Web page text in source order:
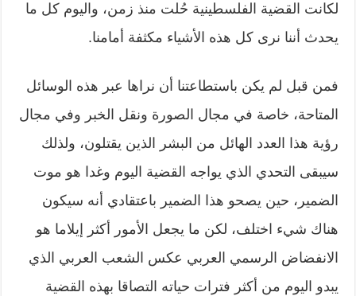
لكانت القضية الفلسطينية حُلت منذ زمن، واليوم كل ما
يحدث أننا نرى كل هذه الأشياء مكثفة أمامنا.
فمن قبل لم يكن باستطاعتنا أن نراها عبر هذه الوسائل
المتاحة، خاصة في مجال الصورة ونقل الخبر وفي مجال
رؤية هذا العدد الهائل من البشر الذين يقتلون، ولذلك
سيبقى التحدي الذي يواجه القضية اليوم وغدا هو موت
الضمير، حين يصحو هذا الضمير باعتقادي أنه سيكون
هناك شيء اختلف، لكن ما يجعل الأمور أكثر إيلاما هو
الانفضاض الرسمي العربي عكس الشعب العربي الذي
يبدو اليوم من أكثر فترات حياته التصاقا بهذه القضية